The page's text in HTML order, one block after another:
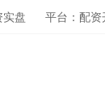
盘 平台：配资